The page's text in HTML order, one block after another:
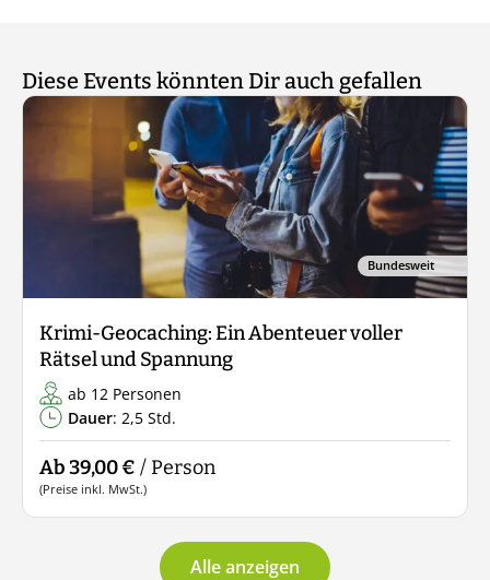
Diese Events könnten Dir auch gefallen
Bundesweit
Krimi-Geocaching: Ein Abenteuer voller
Rätsel und Spannung
ab 12 Personen
Dauer: 2,5 Std.
Ab 39,00 € / Person
(Preise inkl. MwSt.)
Alle anzeigen